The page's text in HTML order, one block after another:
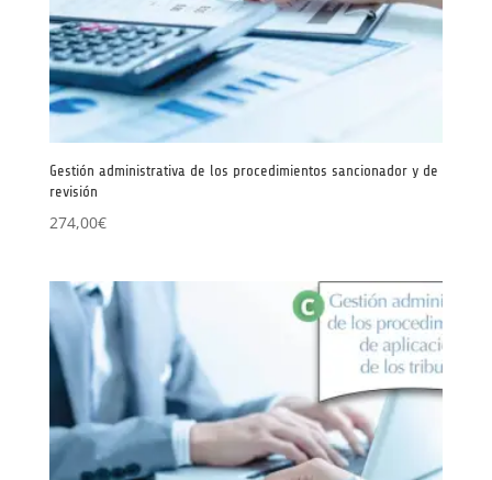
Gestión administrativa de los procedimientos sancionador y de
revisión
274,00€